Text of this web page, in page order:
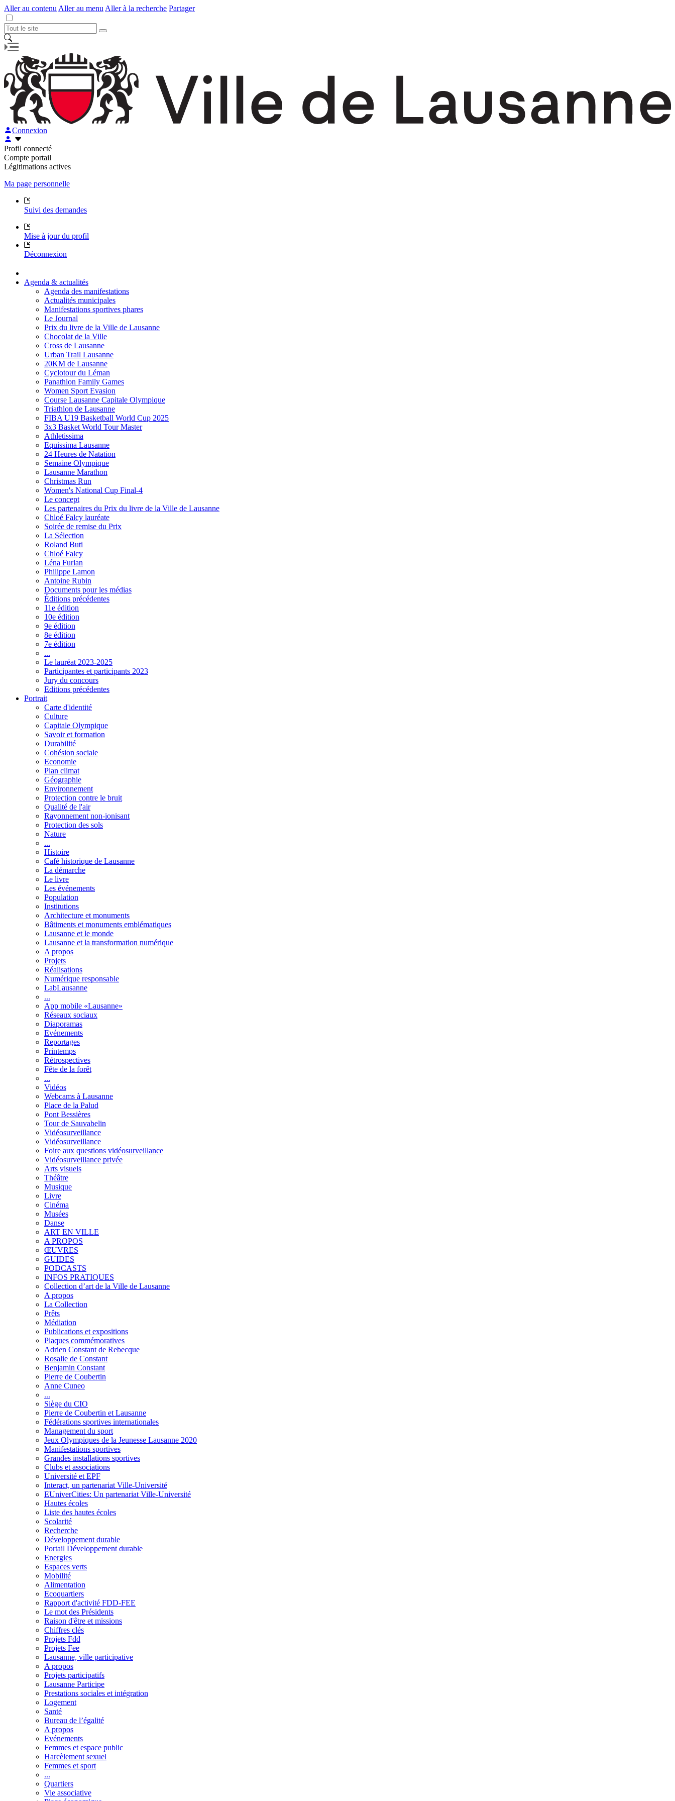
Aller au contenu Aller au menu Aller à la recherche Partager
Connexion
Profil connecté
Compte portail
Légitimations actives
Ma page personnelle
Suivi des demandes
Mise à jour du profil
Déconnexion
Agenda & actualités
Agenda des manifestations
Actualités municipales
Manifestations sportives phares
Le Journal
Prix du livre de la Ville de Lausanne
Chocolat de la Ville
Cross de Lausanne
Urban Trail Lausanne
20KM de Lausanne
Cyclotour du Léman
Panathlon Family Games
Women Sport Evasion
Course Lausanne Capitale Olympique
Triathlon de Lausanne
FIBA U19 Basketball World Cup 2025
3x3 Basket World Tour Master
Athletissima
Equissima Lausanne
24 Heures de Natation
Semaine Olympique
Lausanne Marathon
Christmas Run
Women's National Cup Final-4
Le concept
Les partenaires du Prix du livre de la Ville de Lausanne
Chloé Falcy lauréate
Soirée de remise du Prix
La Sélection
Roland Buti
Chloé Falcy
Léna Furlan
Philippe Lamon
Antoine Rubin
Documents pour les médias
Éditions précédentes
11e édition
10e édition
9e édition
8e édition
7e édition
...
Le lauréat 2023-2025
Participantes et participants 2023
Jury du concours
Editions précédentes
Portrait
Carte d'identité
Culture
Capitale Olympique
Savoir et formation
Durabilité
Cohésion sociale
Economie
Plan climat
Géographie
Environnement
Protection contre le bruit
Qualité de l'air
Rayonnement non-ionisant
Protection des sols
Nature
...
Histoire
Café historique de Lausanne
La démarche
Le livre
Les événements
Population
Institutions
Architecture et monuments
Bâtiments et monuments emblématiques
Lausanne et le monde
Lausanne et la transformation numérique
A propos
Projets
Réalisations
Numérique responsable
LabLausanne
...
App mobile «Lausanne»
Réseaux sociaux
Diaporamas
Evénements
Reportages
Printemps
Rétrospectives
Fête de la forêt
...
Vidéos
Webcams à Lausanne
Place de la Palud
Pont Bessières
Tour de Sauvabelin
Vidéosurveillance
Vidéosurveillance
Foire aux questions vidéosurveillance
Vidéosurveillance privée
Arts visuels
Théâtre
Musique
Livre
Cinéma
Musées
Danse
ART EN VILLE
A PROPOS
ŒUVRES
GUIDES
PODCASTS
INFOS PRATIQUES
Collection d’art de la Ville de Lausanne
A propos
La Collection
Prêts
Médiation
Publications et expositions
Plaques commémoratives
Adrien Constant de Rebecque
Rosalie de Constant
Benjamin Constant
Pierre de Coubertin
Anne Cuneo
...
Siège du CIO
Pierre de Coubertin et Lausanne
Fédérations sportives internationales
Management du sport
Jeux Olympiques de la Jeunesse Lausanne 2020
Manifestations sportives
Grandes installations sportives
Clubs et associations
Université et EPF
Interact, un partenariat Ville-Université
EUniverCities: Un partenariat Ville-Université
Hautes écoles
Liste des hautes écoles
Scolarité
Recherche
Développement durable
Portail Développement durable
Energies
Espaces verts
Mobilité
Alimentation
Ecoquartiers
Rapport d'activité FDD-FEE
Le mot des Présidents
Raison d'être et missions
Chiffres clés
Projets Fdd
Projets Fee
Lausanne, ville participative
A propos
Projets participatifs
Lausanne Participe
Prestations sociales et intégration
Logement
Santé
Bureau de l’égalité
A propos
Evénements
Femmes et espace public
Harcèlement sexuel
Femmes et sport
...
Quartiers
Vie associative